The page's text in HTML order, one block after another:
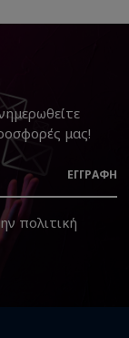
μας!
ΕΓΓΡΑΦΉ
πολιτική